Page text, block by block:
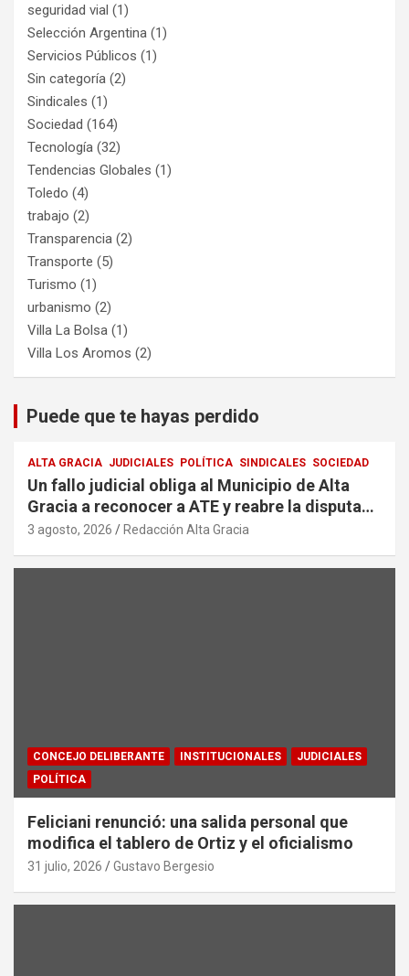
seguridad vial (1)
Selección Argentina (1)
Servicios Públicos (1)
Sin categoría (2)
Sindicales (1)
Sociedad (164)
Tecnología (32)
Tendencias Globales (1)
Toledo (4)
trabajo (2)
Transparencia (2)
Transporte (5)
Turismo (1)
urbanismo (2)
Villa La Bolsa (1)
Villa Los Aromos (2)
Puede que te hayas perdido
ALTA GRACIA JUDICIALES POLÍTICA SINDICALES SOCIEDAD
Un fallo judicial obliga al Municipio de Alta
Gracia a reconocer a ATE y reabre la disputa
por la representación sindical
3 agosto, 2026 Redacción Alta Gracia
CONCEJO DELIBERANTE INSTITUCIONALES
JUDICIALES
POLÍTICA
Feliciani renunció: una salida personal que
modifica el tablero de Ortiz y el oficialismo
31 julio, 2026 Gustavo Bergesio